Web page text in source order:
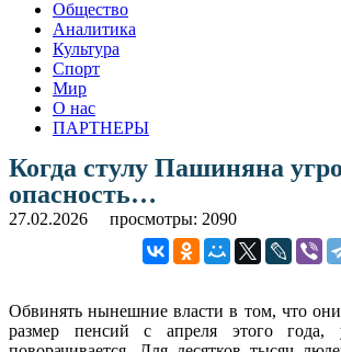
Общество
Аналитика
Культура
Спорт
Мир
О нас
ПАРТНЕРЫ
Когда стулу Пашиняна
опасность…
27.02.2026 просмотры: 2090
Обвинять нынешние власти в том, что
размер пенсий с апреля этого